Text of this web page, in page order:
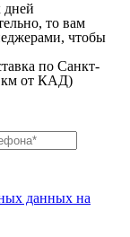
то вам
чтобы
по Санкт-
км от КАД)
данных на